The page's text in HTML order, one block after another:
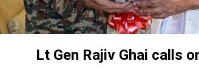
Lt Gen Rajiv Ghai calls